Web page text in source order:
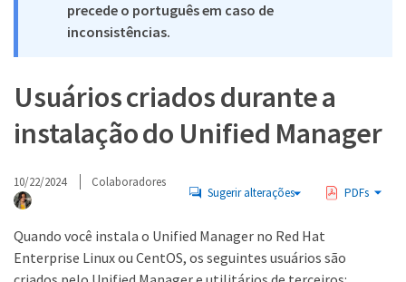
precede o português em caso de
inconsistências.
Usuários criados durante a
instalação do Unified Manager
10/22/2024 Colaboradores
Sugerir alterações PDFs
Quando você instala o Unified Manager no Red Hat
Enterprise Linux ou CentOS, os seguintes usuários são